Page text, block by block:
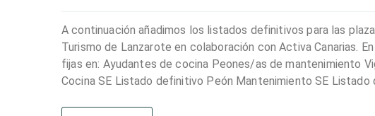
A continuación añadimos los listados definitivos para las
Turismo de Lanzarote en colaboración con Activa Canarias.
fijas en: Ayudantes de cocina Peones/as de mantenimiento
Cocina SE Listado definitivo Peón Mantenimiento SE